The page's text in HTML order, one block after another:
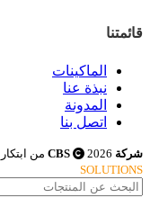
قائمتنا
الماكينات
نبذة عنا
المدونة
اتصل بنا
شركة CBS 2026 من ابتكار إيفان سكا وأناستازيا
SOLUTIONS